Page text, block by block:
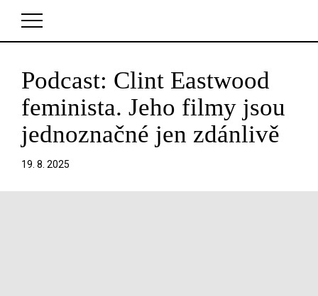
V košíku zatím nemáte žádné položky.
Podcast: Clint Eastwood
feminista. Jeho filmy jsou
jednoznačné jen zdánlivě
19. 8. 2025